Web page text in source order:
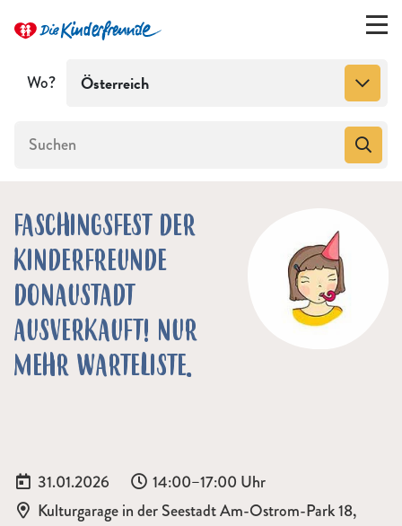
Wo? Österreich
FASCHINGSFEST DER
KINDERFREUNDE
DONAUSTADT
AUSVERKAUFT! NUR
MEHR WARTELISTE.
Datum:
31.01.2026 Uhrzeit:
14:00–17:00 Uhr
Ort:
Kulturgarage in der Seestadt Am-Ostrom-Park 18,